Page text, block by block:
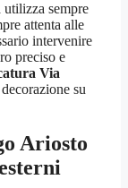
utilizza sempre
attenta alle
intervenire
preciso e
Via
su
Ariosto